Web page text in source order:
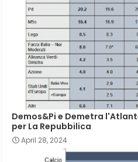
Demos&Pi e Demetra
per La Repubbilica
April 28, 2024